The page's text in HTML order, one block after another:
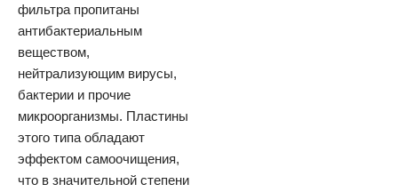
фильтра пропитаны
антибактериальным
веществом,
нейтрализующим вирусы,
бактерии и прочие
микроорганизмы. Пластины
этого типа обладают
эффектом самоочищения,
что в значительной степени